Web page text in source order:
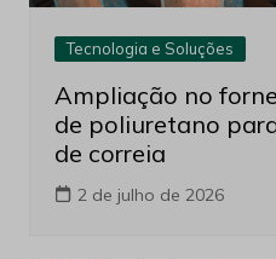
Tecnologia e Soluções
Ampliação no
de poliuretano
de correia
2 de julho de 2026